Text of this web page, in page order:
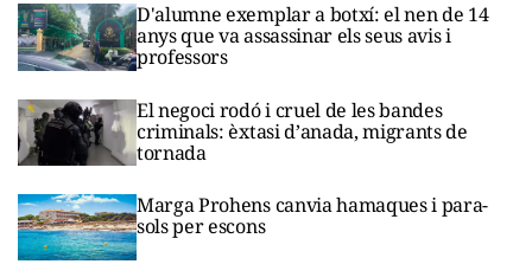
D'alumne exemplar a botxí: el nen de 14
anys que va assassinar els seus avis i
professors
El negoci rodó i cruel de les bandes
criminals: èxtasi d’anada, migrants de
tornada
Marga Prohens canvia hamaques i para-
sols per escons